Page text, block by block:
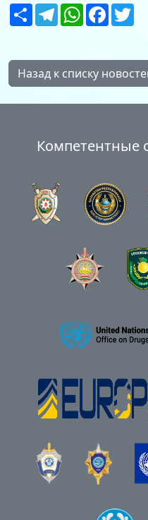
ShareTelegramWhatsApp
Назад к списку
Компетентные